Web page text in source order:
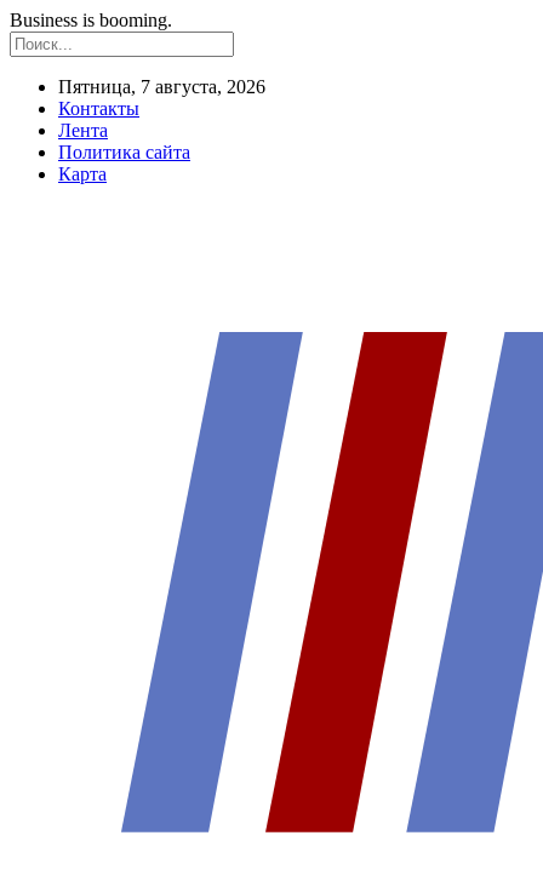
Business is booming.
Пятница, 7 августа, 2026
Контакты
Лента
Политика сайта
Карта